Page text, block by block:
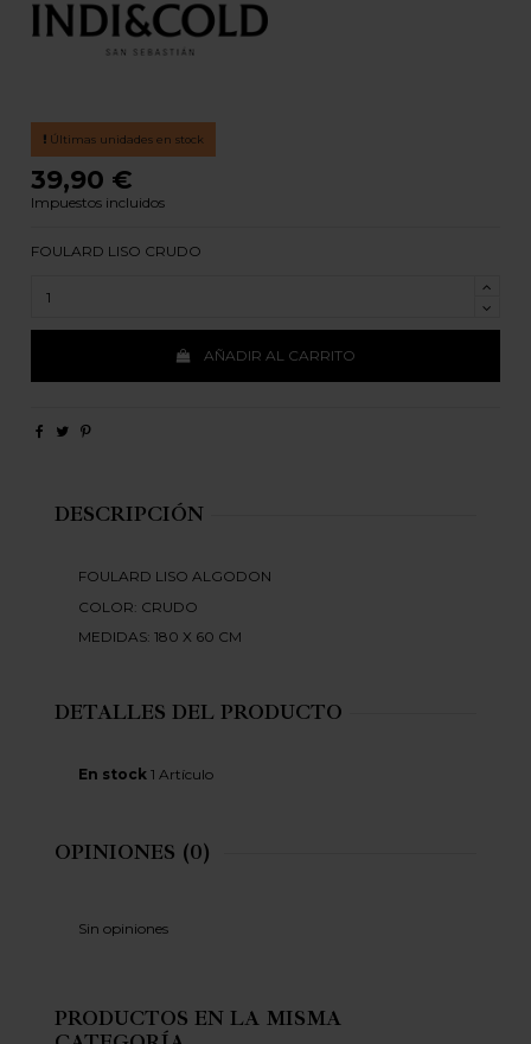
Últimas unidades en stock
39,90 €
Impuestos incluidos
FOULARD LISO CRUDO
AÑADIR AL CARRITO
DESCRIPCIÓN
FOULARD LISO ALGODON
COLOR: CRUDO
MEDIDAS: 180 X 60 CM
DETALLES DEL PRODUCTO
En stock 1 Artículo
OPINIONES (0)
Sin opiniones
PRODUCTOS EN LA MISMA